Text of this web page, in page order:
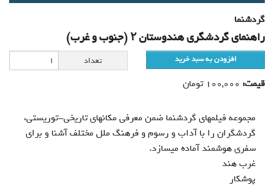
عضویت
گردشنما
راهنمای گردشگری هندوستان ۲ (جنوب و غرب)
افزودن به سبد خرید تعداد
قیمت: 100,000 تومان
مجموعه فیلم‏های گردش‏نما ضمن‏ معرفی‏ مکان‏های‏ تاریخی-توریستی،
گردشگران را با آداب و رسوم و فرهنگ ملل مختلف آشنا و برای
سفری هوشمند آماده می‏سازد.
غرب هند
پوشکار